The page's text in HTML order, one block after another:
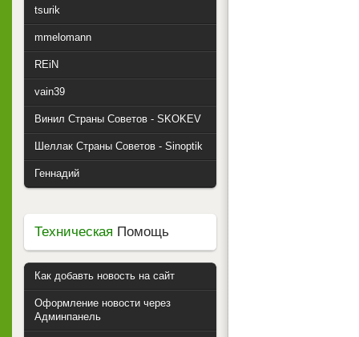
tsurik
mmelomann
REiN
vain39
Винил Страны Советов - SKOKEV
Шеллак Страны Советов - Sinoptik
Геннадий
Техническая Помощь
Как добавть новость на сайт
Оформление новости через
Админпанель